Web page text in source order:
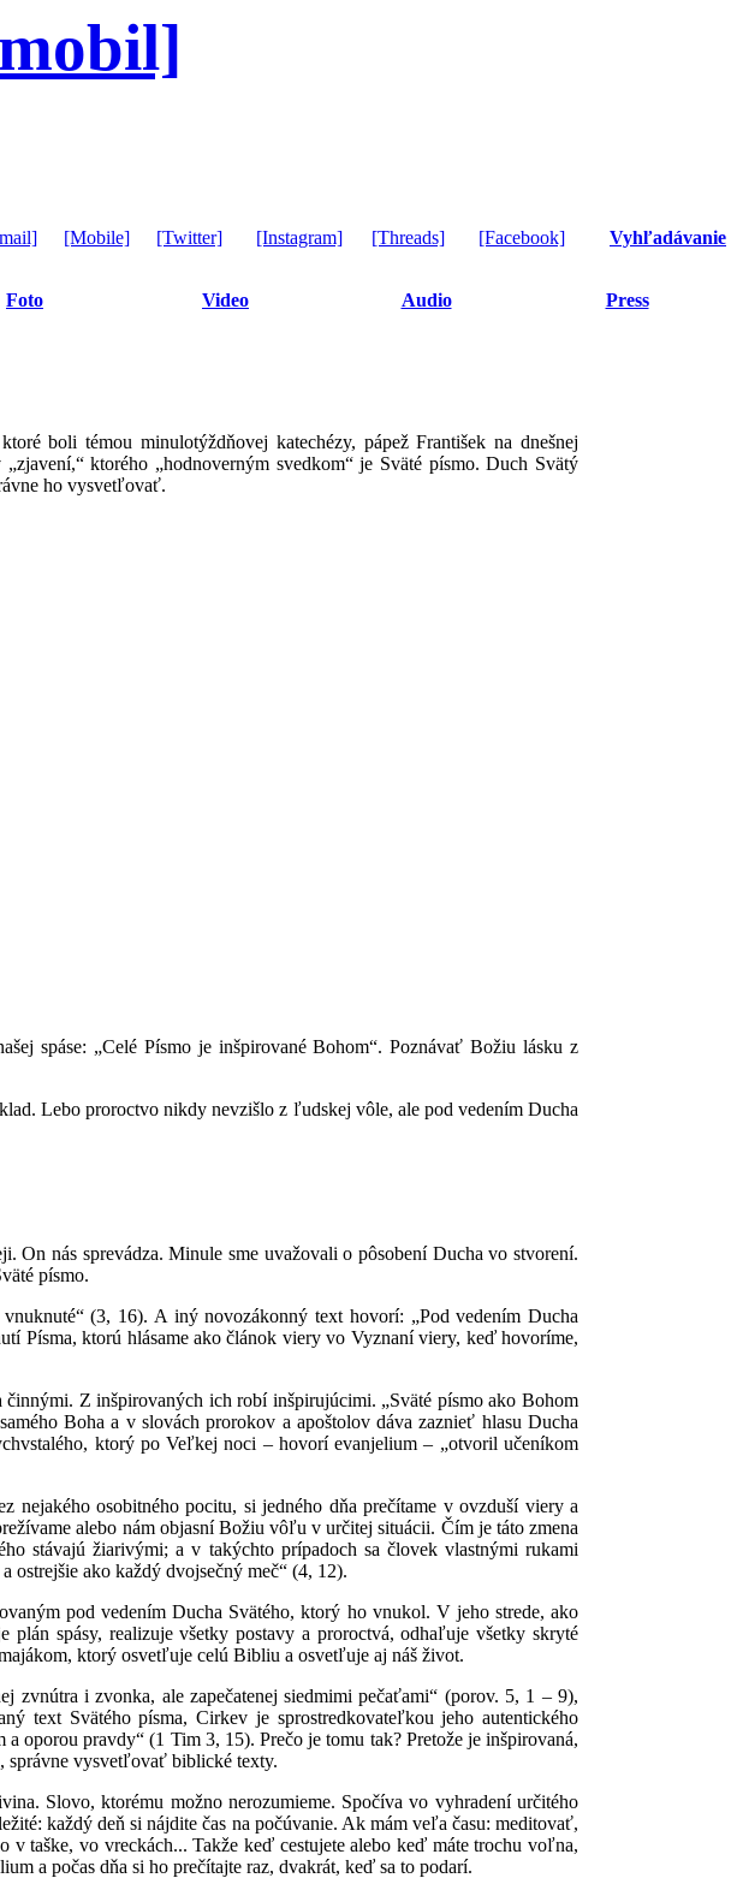
[Mobile] [Twitter] [Instagram] [Threads] [Facebook] Vyhľadávanie
Foto Video Audio Press
boli témou minulotýždňovej katechézy, pápež František na dnešnej
ktorého „hodnoverným svedkom“ je Sväté písmo. Duch Svätý
ho vysvetľovať.
spáse: „Celé Písmo je inšpirované Bohom“. Poznávať Božiu lásku z
Lebo proroctvo nikdy nevzišlo z ľudskej vôle, ale pod vedením Ducha
On nás sprevádza. Minule sme uvažovali o pôsobení Ducha vo stvorení.
písmo.
(3, 16). A iný novozákonný text hovorí: „Pod vedením Ducha
Písma, ktorú hlásame ako článok viery vo Vyznaní viery, keď hovoríme,
Z inšpirovaných ich robí inšpirujúcimi. „Sväté písmo ako Bohom
Boha a v slovách prorokov a apoštolov dáva zaznieť hlasu Ducha
ktorý po Veľkej noci – hovorí evanjelium – „otvoril učeníkom
osobitného pocitu, si jedného dňa prečítame v ovzduší viery a
alebo nám objasní Božiu vôľu v určitej situácii. Čím je táto zmena
stávajú žiarivými; a v takýchto prípadoch sa človek vlastnými rukami
ako každý dvojsečný meč“ (4, 12).
pod vedením Ducha Svätého, ktorý ho vnukol. V jeho strede, ako
spásy, realizuje všetky postavy a proroctvá, odhaľuje všetky skryté
ktorý osvetľuje celú Bibliu a osvetľuje aj náš život.
zvnútra i zvonka, ale zapečatenej siedmimi pečaťami“ (porov. 5, 1 – 9),
text Svätého písma, Cirkev je sprostredkovateľkou jeho autentického
oporou pravdy“ (1 Tim 3, 15). Prečo je tomu tak? Pretože je inšpirovaná,
správne vysvetľovať biblické texty.
Slovo, ktorému možno nerozumieme. Spočíva vo vyhradení určitého
každý deň si nájdite čas na počúvanie. Ak mám veľa času: meditovať,
taške, vo vreckách... Takže keď cestujete alebo keď máte trochu voľna,
a počas dňa si ho prečítajte raz, dvakrát, keď sa to podarí.